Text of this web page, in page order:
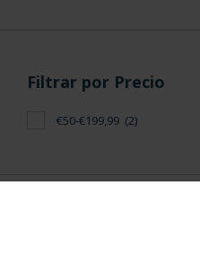
Filtrar por Precio
€50-€199,99 (2)